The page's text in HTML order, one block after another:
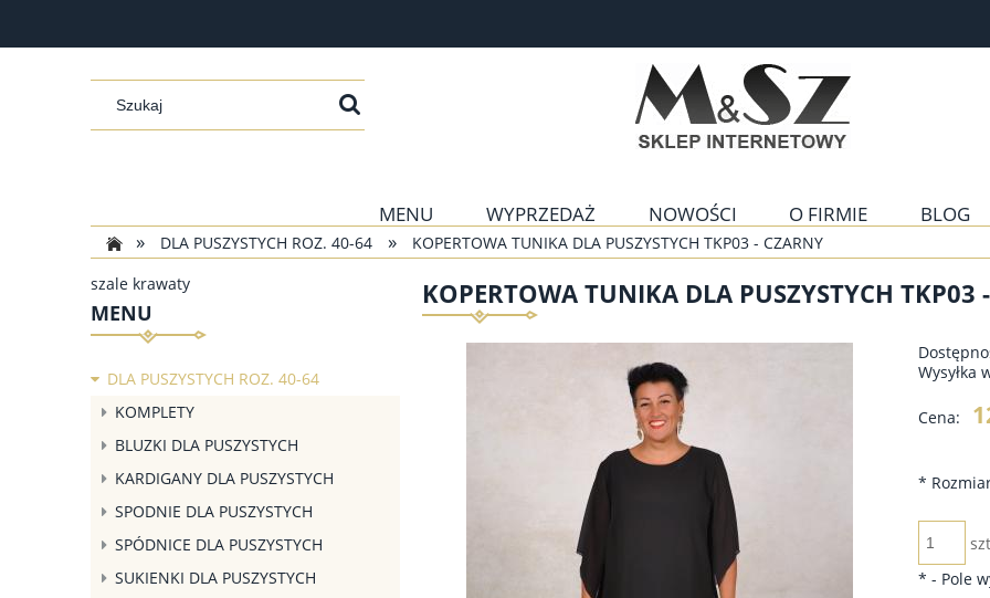
MENU WYPRZEDAŻ NOWOŚCI O FIRMIE BLOG
»
DLA PUSZYSTYCH ROZ. 40-64 »
KOPERTOWA TUNIKA DLA PUSZYSTYCH TKP03 - CZARNY
szale krawaty
MENU
DLA PUSZYSTYCH ROZ. 40-64
KOMPLETY
BLUZKI DLA PUSZYSTYCH
KARDIGANY DLA PUSZYSTYCH
SPODNIE DLA PUSZYSTYCH
SPÓDNICE DLA PUSZYSTYCH
SUKIENKI DLA PUSZYSTYCH
KOPERTOWA TUNIKA DLA PUSZYSTYCH TKP03
Wysyłka
Cena:
*
* - Pole